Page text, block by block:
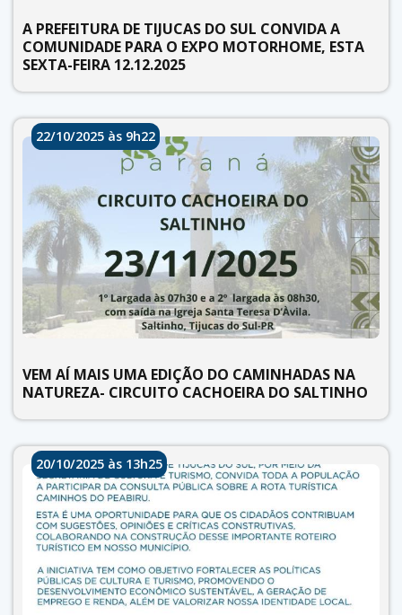
A PREFEITURA DE TIJUCAS DO SUL CONVIDA A
COMUNIDADE PARA O EXPO MOTORHOME, ESTA
SEXTA-FEIRA 12.12.2025
22/10/2025 às 9h22
VEM AÍ MAIS UMA EDIÇÃO DO CAMINHADAS NA
NATUREZA- CIRCUITO CACHOEIRA DO SALTINHO
20/10/2025 às 13h25